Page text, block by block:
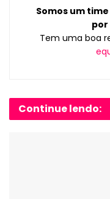
Somos um
por
Tem uma boa
Continue lendo: